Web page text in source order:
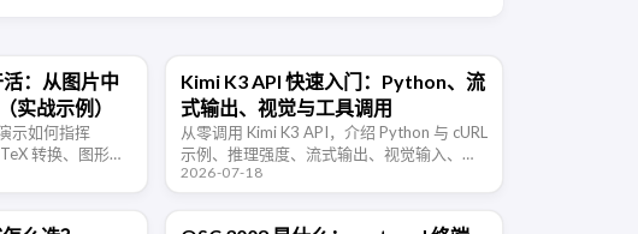
：从图片中
实战示例）
示如何指挥
转换、图形裁
经验。
Kimi K3 API 快速入门：Python、流
式输出、视觉与工具调用
从零调用 Kimi K3 API，介绍 Python 与 cURL
示例、推理强度、流式输出、视觉输入、结
构化输出、工具调用及 1M 上下文限制。
2026-07-18